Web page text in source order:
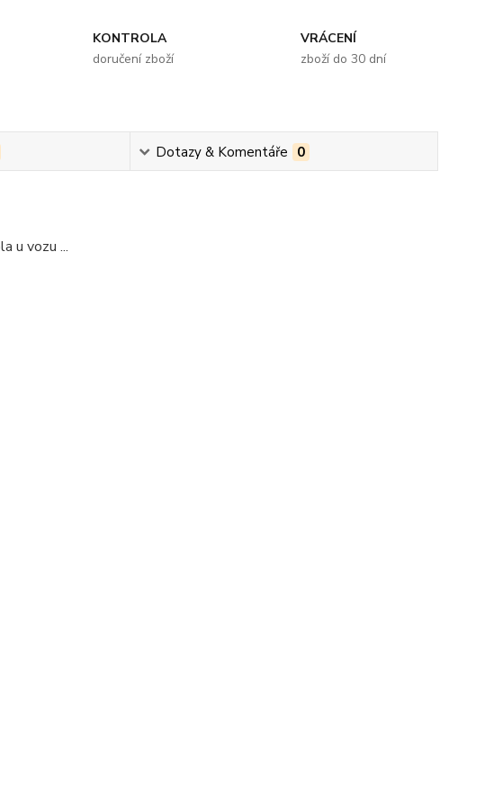
KONTROLA
doručení zboží
VRÁCENÍ
zboží do 30 dní
Dotazy & Komentáře 0
u vozu ...